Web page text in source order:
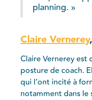
planning. »
Claire Vernerey
Claire Vernerey est
posture de coach.
qui l’ont incité à
notamment dans